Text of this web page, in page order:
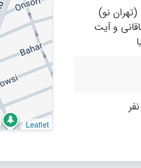
(تهران نو)
و آیت
Leaflet